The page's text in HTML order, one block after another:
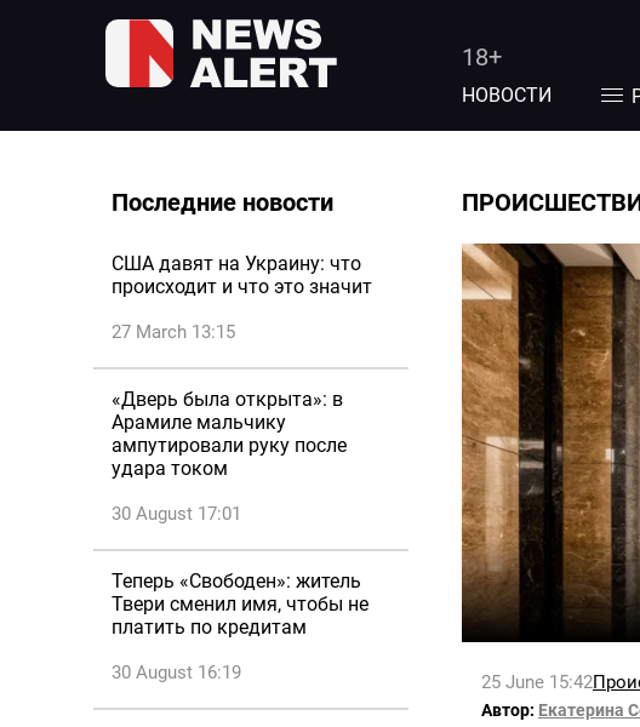
18+
НОВОСТИ
Последние новости
США давят на Украину: что
происходит и что это значит
27 March 13:15
«Дверь была открыта»: в
Арамиле мальчику
ампутировали руку после
удара током
30 August 17:01
Теперь «Свободен»: житель
Твери сменил имя, чтобы не
платить по кредитам
30 August 16:19 25 June 15:42
Автор: Екатерина